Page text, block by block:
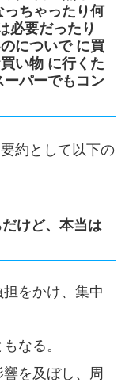
っちゃったり何
必要だったり
についで に買
い物 に行くた
パーでもコン
約として以下の
けど、本当は
をかけ、集中
なる。
を及ぼし、周